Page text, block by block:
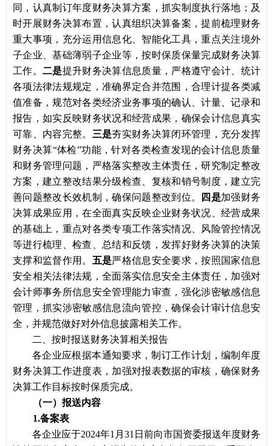
同，认真制订年度财务决算方案，抓实制度执行落地；及
时开展财务决算布置，认真组织决算备案，提前梳理财务
重大事项，充分运用信息化、智能化工具，重点关注境外
子企业、基础薄弱子企业等，按时保质保量完成财务决算
工作。 二是提升财务决算信息质量，严格遵守会计、统计
各项法律法规规定，准确界定合并范围，合理计提各类减
值准备，规范对各类经济业务事项的确认、计量、记录和
报告，如实反映财务状况和经营成果，确保会计信息真实
可靠、内容完整。 三是夯实财务决算闭环管理，充分发挥
财务决算“体检”功能，针对各类检查发现的会计信息质量
和财务管理问题，严格落实整改主体责任，研究制定整改
方案，建立整改结果分级检查、复核和销号制度，建立完
善问题整改长效机制，确保问题整改到位。
四是加强财务
决算成果应用，在全面真实反映企业财务状况、经营成果
的基础上，重点对各类专项工作落实情况、风险管控情况
等进行梳理、检查、总结和反馈，发挥好财务决算的决策
支撑和监督作用。 五是严格信息安全要求，按照国家信息
安全相关法律法规，全面落实信息安全主体责任，加强对
会计师事务所信息安全管理能力审查，强化涉密敏感信息
管理，抓实涉密敏感信息流向管控，确保会计审计信息安
全，并规范做好对外信息披露相关工作。
二、按时报送财务决算相关报告
各企业应根据本通知要求，制订工作计划，编制年度
财务决算工作进度表，加强对报表数据的审核，确保财务
决算工作目标按时保质完成。
（一） 报送内容
1.备案表
各企业应于2024年1月31日前向市国资委报送年度财务